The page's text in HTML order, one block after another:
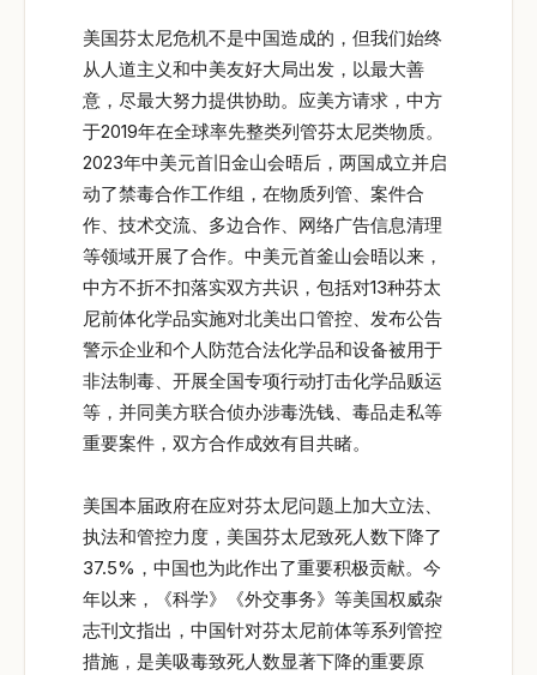
美国芬太尼危机不是中国造成的，但我们始终
从人道主义和中美友好大局出发，以最大善
意，尽最大努力提供协助。应美方请求，中方
于2019年在全球率先整类列管芬太尼类物质。
2023年中美元首旧金山会晤后，两国成立并启
动了禁毒合作工作组，在物质列管、案件合
作、技术交流、多边合作、网络广告信息清理
等领域开展了合作。中美元首釜山会晤以来，
中方不折不扣落实双方共识，包括对13种芬太
尼前体化学品实施对北美出口管控、发布公告
警示企业和个人防范合法化学品和设备被用于
非法制毒、开展全国专项行动打击化学品贩运
等，并同美方联合侦办涉毒洗钱、毒品走私等
重要案件，双方合作成效有目共睹。
美国本届政府在应对芬太尼问题上加大立法、
执法和管控力度，美国芬太尼致死人数下降了
37.5%，中国也为此作出了重要积极贡献。今
年以来，《科学》《外交事务》等美国权威杂
志刊文指出，中国针对芬太尼前体等系列管控
措施，是美吸毒致死人数显著下降的重要原